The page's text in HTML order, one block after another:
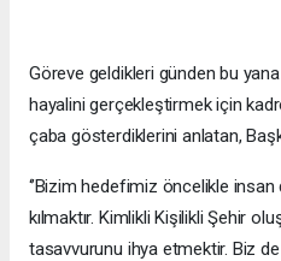
Göreve geldikleri günden bu
hayalini gerçekleştirmek için
çaba gösterdiklerini anlatan,
‘’Bizim hedefimiz öncelikle insan
kılmaktır. Kimlikli Kişilikli Şehir
tasavvurunu ihya etmektir. Biz